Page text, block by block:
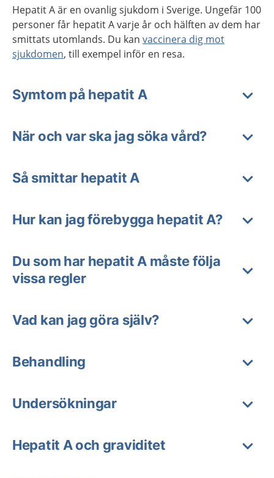
Hepatit A är en ovanlig sjukdom i Sverige. Ungefär 100
personer får hepatit A varje år och hälften av dem har
smittats utomlands. Du kan vaccinera dig mot
sjukdomen, till exempel inför en resa.
Symtom på hepatit A
När och var ska jag söka vård?
Så smittar hepatit A
Hur kan jag förebygga hepatit A?
Du som har hepatit A måste följa
vissa regler
Vad kan jag göra själv?
Behandling
Undersökningar
Hepatit A och graviditet